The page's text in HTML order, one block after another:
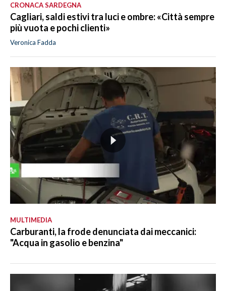
CRONACA SARDEGNA
Cagliari, saldi estivi tra luci e ombre: «Città sempre
più vuota e pochi clienti»
Veronica Fadda
MULTIMEDIA
Carburanti, la frode denunciata dai meccanici:
"Acqua in gasolio e benzina"